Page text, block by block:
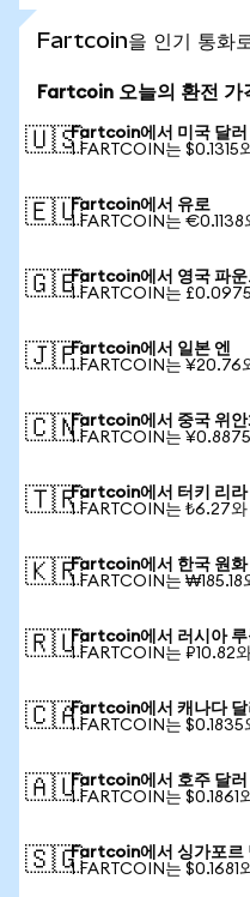
Fartcoin을 인기 통화
Fartcoin 오늘의 환전 가
🇺🇸Fartcoin에서 미국 달러
1 FARTCOIN는 $0.1315
🇪🇺Fartcoin에서 유로
1 FARTCOIN는 €0.1138
🇬🇧Fartcoin에서 영국 파운
1 FARTCOIN는
🇯🇵Fartcoin에서 일본 엔
1 FARTCOIN는 ¥20.76
🇨🇳Fartcoin에서 중국 위안
1 FARTCOIN는
🇹🇷Fartcoin에서 터키 리라
1 FARTCOIN는 ₺6.27와
🇰🇷Fartcoin에서 한국 원화
1 FARTCOIN는 ₩185.18
🇷🇺Fartcoin에서 러시아 루
1 FARTCOIN는 ₽10.82
🇨🇦Fartcoin에서 캐나다 달
1 FARTCOIN는 $0.1835
🇦🇺Fartcoin에서 호주 달러
1 FARTCOIN는 $0.1861
🇸🇬Fartcoin에서 싱가포르
1 FARTCOIN는 $0.1681